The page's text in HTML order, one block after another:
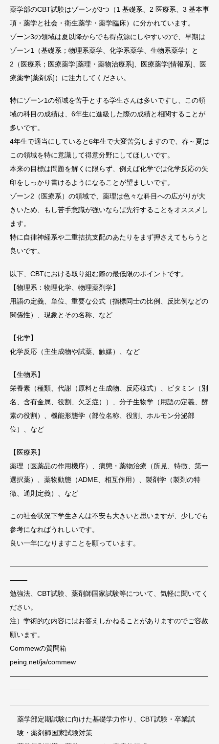
薬学部のCBT試験はゾーンが3つ（1 基礎系、2 医療系、3 基本事
項・薬学と社会・衛生薬学・薬学臨床）に分かれています。
ゾーン3の領域は夏以降からでも得点源にしやすいので、早期は
ゾーン1（基礎系；物理系薬学、化学系薬学、生物系薬学）と
2（医療系；医療薬学[薬理・薬物治療系]、医療薬学[情報系]、医
療薬学[薬剤系]）に注力してください。
特にゾーン1の領域を苦手とする学生さんは多いですし、この領
域の科目の成績は、6年生に進級した際の成績と相関することが
多いです。
4年生で適当にしていると6年生で大変苦労しますので、春～夏は
この領域を特に意識して得意分野にしてほしいです。
本来の目標は問題を解くに限らず、例えば化学では化学反応の矢
印をしっかり書けるようになることが望ましいです。
ゾーン2（医療系）の領域で、薬理は色々な科目への広がりが大
きいため、もし苦手意識が強いならば先行することをオススメし
ます。
特に自律神経系や二重拮抗支配のあたりをまず押さえてもらうと
良いです。
以下、CBTにおける取り組む際の最低限のポイントです。
【物理系：物理化学、物理薬剤学】
用語の定義、単位、重要な公式（指標同士の比例、反比例などの
関係性）、現象とその名称、など
【化学】
化学反応（主生成物や試薬、触媒）、など
【生物系】
栄養素（種類、代謝（原料と生成物、反応様式）、ビタミン（別
名、含有金属、役割、欠乏症））、分子生物学（用語の定義、酵
素の役割）、機能形態学（部位名称、役割、ホルモン分泌部
位）、など
【医療系】
薬理（医薬品の作用機序）、病態・薬物治療（所見、特徴、第一
選択薬）、薬物動態（ADME、相互作用）、製剤学（製剤の特
徴、通則定義）、など
この社会状況下学生さんは不安も大きいと思いますが、少しでも
参考になればうれしいです。
良い一年になりますことを願っています。
—————————————————————————————
——–
勉強法、CBT試験、薬剤師国家試験等について、気軽に聞いてく
ださい。
注）学術的な内容にはお答えしかねることがありますのでご容赦
願います。
Commewの質問箱
peing.net/ja/commew
—————————————————————————————
———
薬学部定期試験に向けた基礎学力作り、CBT試験・卒業試
験・薬剤師国家試験対策